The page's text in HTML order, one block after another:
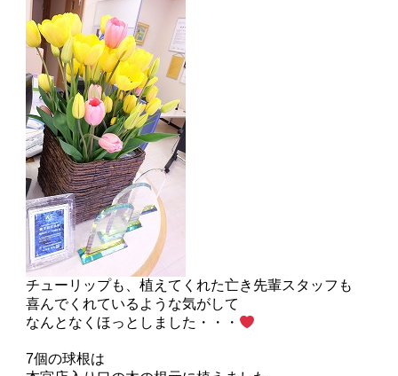
チューリップも、植えてくれた亡き先輩スタッフも
喜んでくれているような気がして
なんとなくほっとしました・・・
7個の球根は